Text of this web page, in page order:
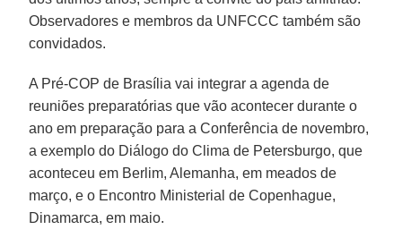
Observadores e membros da UNFCCC também são
convidados.
A Pré-COP de Brasília vai integrar a agenda de
reuniões preparatórias que vão acontecer durante o
ano em preparação para a Conferência de novembro,
a exemplo do Diálogo do Clima de Petersburgo, que
aconteceu em Berlim, Alemanha, em meados de
março, e o Encontro Ministerial de Copenhague,
Dinamarca, em maio.